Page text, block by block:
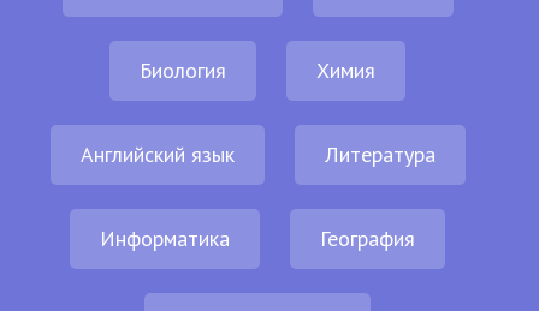
Биология Химия
Английский язык Литература
Информатика География